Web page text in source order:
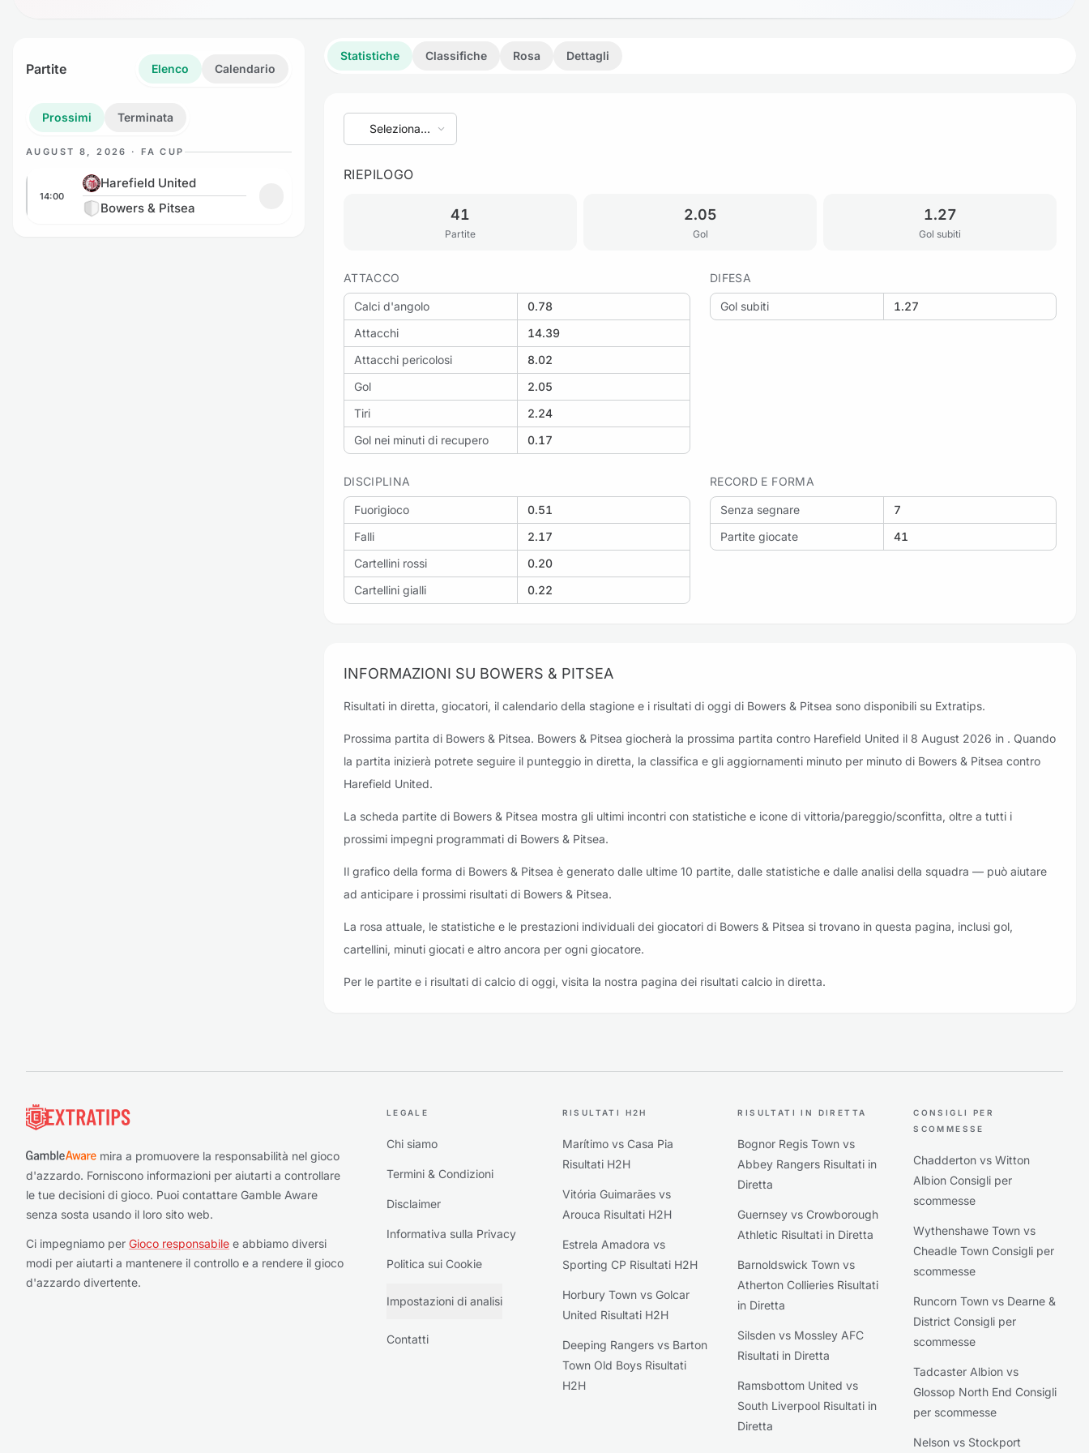
Partite Elenco Calendario
Prossimi Terminata
AUGUST 8, 2026 · FA CUP
Harefield United vs Bowers & Pitsea
14:00
Harefield United
Bowers & Pitsea
Statistiche Classifiche Rosa Dettagli
Seleziona
stagione
RIEPILOGO
41
Partite
2.05
Gol
1.27
Gol subiti
ATTACCO
Calci d'angolo
0.78
Attacchi
14.39
Attacchi pericolosi
8.02
Gol
2.05
Tiri
2.24
Gol nei minuti di recupero
0.17
DIFESA
Gol subiti 1.27
DISCIPLINA
Fuorigioco
0.51
Falli
2.17
Cartellini rossi
0.20
Cartellini gialli
0.22
RECORD E FORMA
Senza segnare
7
Partite giocate
41
INFORMAZIONI SU BOWERS & PITSEA
Risultati in diretta, giocatori, il calendario della stagione e i risultati di oggi di Bowers & Pitsea sono disponibili su Extratips.
Prossima partita di Bowers & Pitsea. Bowers & Pitsea giocherà la prossima partita contro Harefield United il 8 August 2026 in . Quando
la partita inizierà potrete seguire il punteggio in diretta, la classifica e gli aggiornamenti minuto per minuto di Bowers & Pitsea contro
Harefield United.
La scheda partite di Bowers & Pitsea mostra gli ultimi incontri con statistiche e icone di vittoria/pareggio/sconfitta, oltre a tutti i
prossimi impegni programmati di Bowers & Pitsea.
Il grafico della forma di Bowers & Pitsea è generato dalle ultime 10 partite, dalle statistiche e dalle analisi della squadra — può aiutare
ad anticipare i prossimi risultati di Bowers & Pitsea.
La rosa attuale, le statistiche e le prestazioni individuali dei giocatori di Bowers & Pitsea si trovano in questa pagina, inclusi gol,
cartellini, minuti giocati e altro ancora per ogni giocatore.
Per le partite e i risultati di calcio di oggi, visita la nostra pagina dei risultati calcio in diretta.
mira a promuovere la responsabilità nel gioco
d'azzardo. Forniscono informazioni per aiutarti a controllare
le tue decisioni di gioco. Puoi contattare Gamble Aware
senza sosta usando il loro sito web.
Ci impegniamo per Gioco responsabile e abbiamo diversi
modi per aiutarti a mantenere il controllo e a rendere il gioco
d'azzardo divertente.
LEGALE
Chi siamo
Termini & Condizioni
Disclaimer
Informativa sulla Privacy
Politica sui Cookie
Impostazioni di analisi
Contatti
RISULTATI H2H
Marítimo vs Casa Pia
Risultati H2H
Vitória Guimarães vs
Arouca Risultati H2H
Estrela Amadora vs
Sporting CP Risultati H2H
Horbury Town vs Golcar
United Risultati H2H
Deeping Rangers vs Barton
Town Old Boys Risultati
H2H
RISULTATI IN DIRETTA
Bognor Regis Town vs
Abbey Rangers Risultati in
Diretta
Guernsey vs Crowborough
Athletic Risultati in Diretta
Barnoldswick Town vs
Atherton Collieries Risultati
in Diretta
Silsden vs Mossley AFC
Risultati in Diretta
Ramsbottom United vs
South Liverpool Risultati in
Diretta
CONSIGLI PER
SCOMMESSE
Chadderton vs Witton
Albion Consigli per
scommesse
Wythenshawe Town vs
Cheadle Town Consigli per
scommesse
Runcorn Town vs Dearne &
District Consigli per
scommesse
Tadcaster Albion vs
Glossop North End Consigli
per scommesse
Nelson vs Stockport